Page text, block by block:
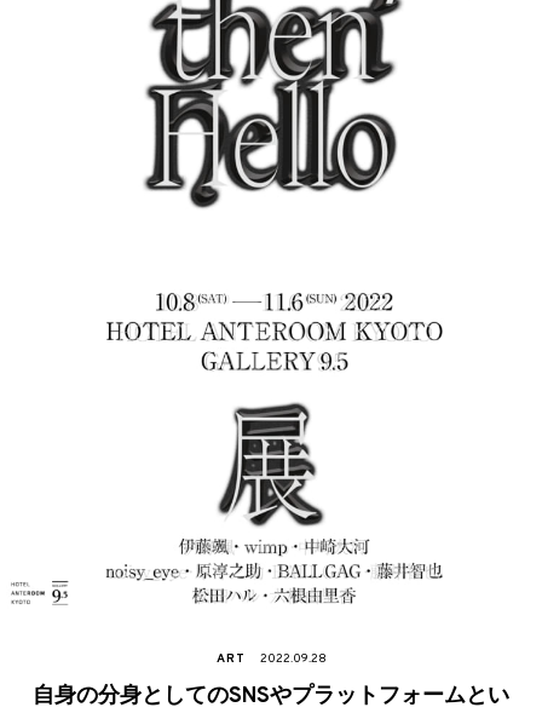
ART 2022.09.28
自身の分身としてのSNSやプラットフォームとい